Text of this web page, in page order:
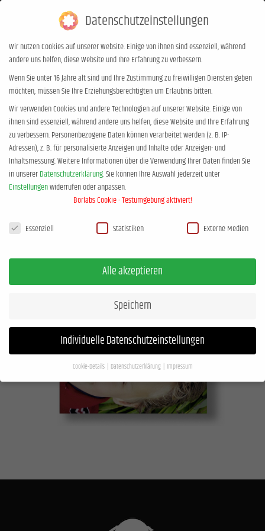
0,00€
Jan-Uwe Rogge – Kinder brauchen
Grenzen
Sie befinden sich hier:
Start Jan-Uwe Rogge – Kinder brauchen…
Datenschutzeinstellungen
Wir nutzen Cookies auf unserer Website. Einige von ihnen sind essenziell, während
andere uns helfen, diese Website und Ihre Erfahrung zu verbessern.
Wenn Sie unter 16 Jahre alt sind und Ihre Zustimmung zu freiwilligen Diensten geben
möchten, müssen Sie Ihre Erziehungsberechtigten um Erlaubnis bitten.
Wir verwenden Cookies und andere Technologien auf unserer Website. Einige von
ihnen sind essenziell, während andere uns helfen, diese Website und Ihre Erfahrung
zu verbessern.Personenbezogene Daten können verarbeitet werden (z. B. IP-
Adressen), z. B. für personalisierte Anzeigen und Inhalte oder Anzeigen- und
Inhaltsmessung.Weitere Informationen über die Verwendung Ihrer Daten finden Sie
in unsererDatenschutzerklärung.Sie können Ihre Auswahl jederzeit unter
Einstellungenwiderrufen oder anpassen.
Borlabs Cookie - Testumgebung aktiviert!
Datenschutzeinstellungen
Essenziell Statistiken Externe Medien
Alle akzeptieren
Speichern
Individuelle Datenschutzeinstellungen
Cookie-Details Datenschutzerklärung Impressum
Datenschutzeinstellungen
Wenn Sie unter 16 Jahre alt sind und Ihre Zustimmung zu freiwilligen Diensten geben
möchten, müssen Sie Ihre Erziehungsberechtigten um Erlaubnis bitten.
Adressen), z. B. für personalisierte Anzeigen und Inhalte oder Anzeigen- und
Hier finden Sie eine Übersicht über alle verwendeten Cookies. Sie können Ihre